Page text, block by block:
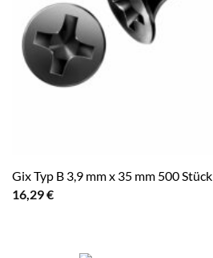
Gix Typ B 3,9 mm x 35 mm 500 Stück
16,29€